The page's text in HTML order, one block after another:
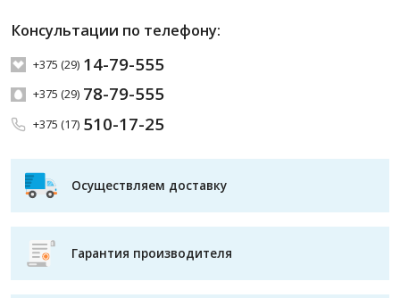
Консультации по телефону:
+375 (29) 14-79-555
+375 (29) 78-79-555
+375 (17) 510-17-25
Осуществляем доставку
Гарантия производителя